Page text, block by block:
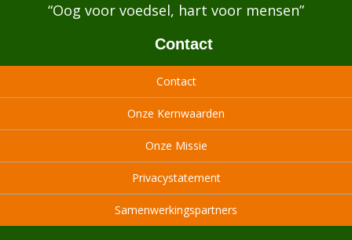
“Oog voor voedsel, hart voor mensen”
Contact
Contact
Onze Kernwaarden
Onze Missie
Privacystatement
Samenwerkingspartners